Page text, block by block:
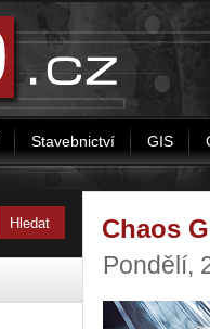
Stavebnictví GIS
Chaos
Pondělí,